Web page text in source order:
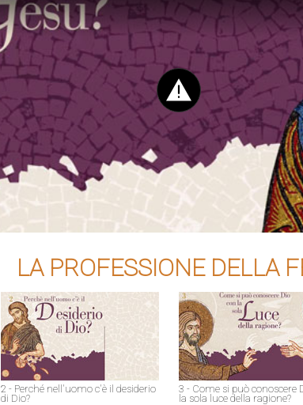
LA PROFESSIONE DELLA
2 - Perché nell'uomo c'è il desiderio
di Dio?
3 - Come si può conoscere
la sola luce della ragione?